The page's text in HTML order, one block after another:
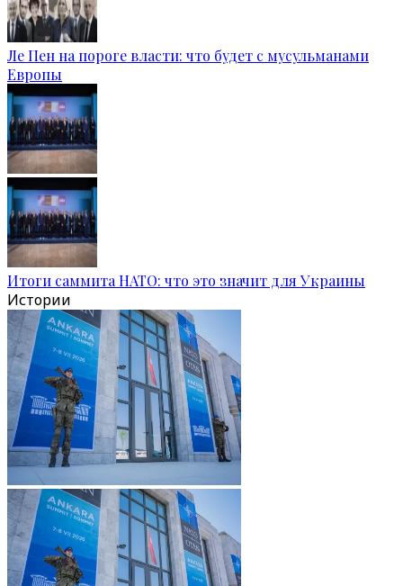
Ле Пен на пороге власти: что будет с мусульманами
Европы
Итоги саммита НАТО: что это значит для Украины
Истории